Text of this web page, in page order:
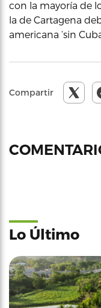
con la mayoría de
la de Cartagena
americana ‘sin
Compartir
Lo Último